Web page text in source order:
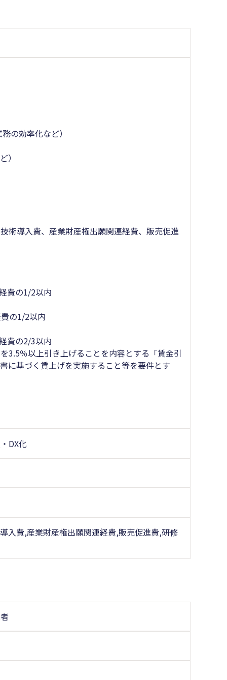
の効率化など）
）
術導入費、産業財産権出願関連経費、販売促進
費の1/2以内
の1/2以内
費の2/3以内
3.5％以上引き上げることを内容とする「賃金引
に基づく賃上げを実施すること等を要件とす
DX化
入費,産業財産権出願関連経費,販売促進費,研修